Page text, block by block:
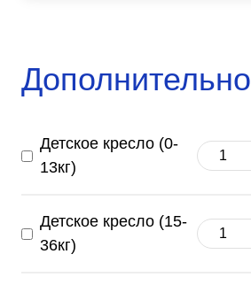
Дополнительно
Детское кресло (0-
13кг)
Детское кресло (15-
36кг)